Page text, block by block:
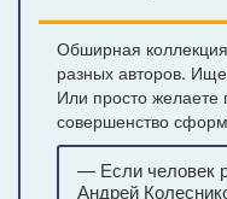
Обширная
разных авторов.
Или просто желаете
совершенство
— Если человек
Андрей